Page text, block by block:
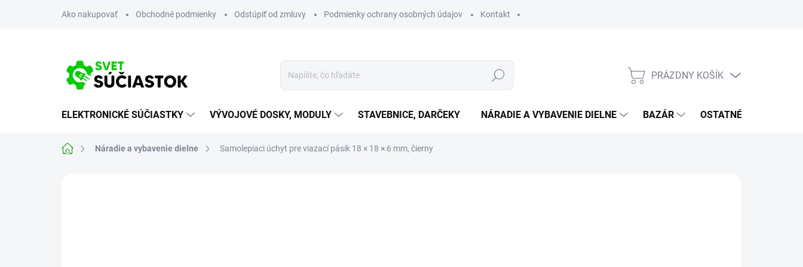
Ako nakupovať Obchodné podmienky Odstúpiť od zmluvy Podmienky ochrany osobných údajov Kontakt
Hľadať
NÁKUPNÝ
PRÁZDNY KOŠÍK
ELEKTRONICKÉ SÚČIASTKY VÝVOJOVÉ DOSKY, MODULY STAVEBNICE, DARČEKY NÁRADIE A VYBAVENIE DIELNE BAZÁR OSTATNÉ
DomovNáradie a vybavenie dielne Samolepiaci úchyt pre viazací pásik 18 × 18 × 6 mm, čierny